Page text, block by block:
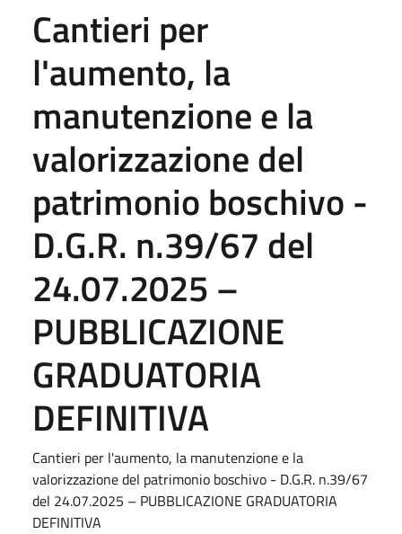
Cantieri per
l'aumento, la
manutenzione e la
valorizzazione del
patrimonio boschivo -
D.G.R. n.39/67 del
24.07.2025 –
PUBBLICAZIONE
GRADUATORIA
DEFINITIVA
Cantieri per l'aumento, la manutenzione e la
valorizzazione del patrimonio boschivo - D.G.R. n.39/67
del 24.07.2025 – PUBBLICAZIONE GRADUATORIA
DEFINITIVA